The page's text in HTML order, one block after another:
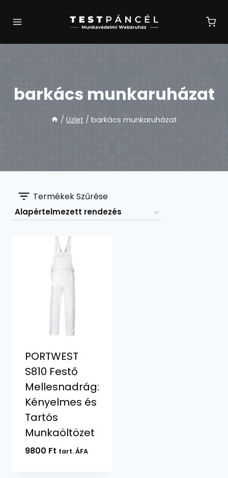
barkács munkaruházat
/ Üzlet / barkács munkaruházat
Termékek Szűrése
PORTWEST
S810 Festő
Mellesnadrág:
Kényelmes és
Tartós
Munkaöltözet
9800 Ft tart. ÁFA